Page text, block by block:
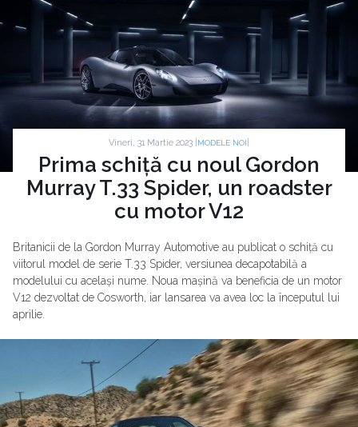
Vineri, 31 Martie 2023 | MODELE NOI
Prima schiță cu noul Gordon
Murray T.33 Spider, un roadster
cu motor V12
Britanicii de la Gordon Murray Automotive au publicat o schiță cu
viitorul model de serie T.33 Spider, versiunea decapotabilă a
modelului cu același nume. Noua mașină va beneficia de un motor
V12 dezvoltat de Cosworth, iar lansarea va avea loc la începutul lui
aprilie.